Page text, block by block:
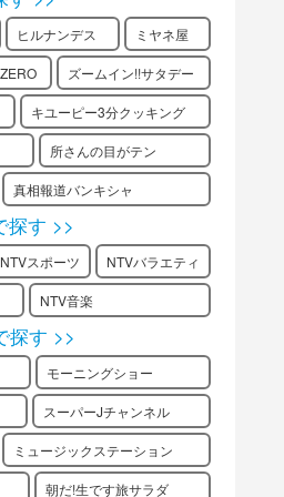
ヒルナンデス ミヤネ屋
ズームイン!!サタデー
キユーピー3分クッキング
所さんの目がテン
真相報道バンキシャ
探す >>
NTVスポーツ NTVバラエティ
NTV音楽
探す >>
モーニングショー
スーパーJチャンネル
ミュージックステーション
朝だ!生です旅サラダ